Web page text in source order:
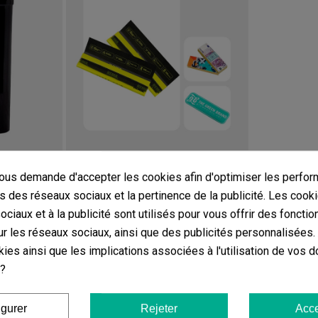
(8)
3,85 €
sur Plateau à rouler avec couvercle
demande d'accepter les cookies afin d'optimiser les
des réseaux sociaux et la pertinence de la publicité. Les
et à la publicité sont utilisés pour vous offrir des
les réseaux sociaux, ainsi que des publicités
ainsi que les implications associées à l'utilisation de vos
Rejeter